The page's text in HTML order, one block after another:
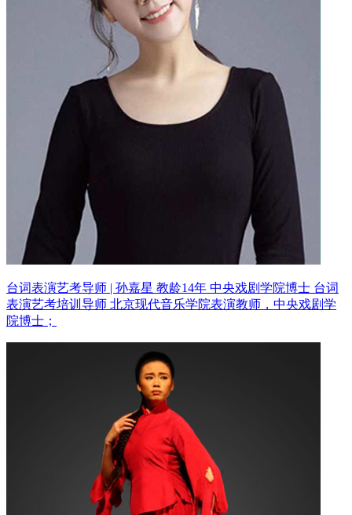
台词表演艺考导师 | 孙嘉星 教龄14年 中央戏剧学院博士 台词
表演艺考培训导师 北京现代音乐学院表演教师，中央戏剧学
院博士；